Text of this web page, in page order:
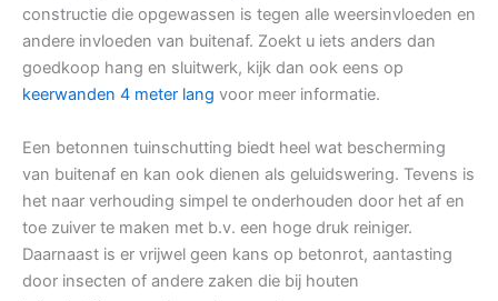
constructie die opgewassen is tegen alle weersinvloeden en
andere invloeden van buitenaf. Zoekt u iets anders dan
goedkoop hang en sluitwerk, kijk dan ook eens op
keerwanden 4 meter lang voor meer informatie.
Een betonnen tuinschutting biedt heel wat bescherming
van buitenaf en kan ook dienen als geluidswering. Tevens is
het naar verhouding simpel te onderhouden door het af en
toe zuiver te maken met b.v. een hoge druk reiniger.
Daarnaast is er vrijwel geen kans op betonrot, aantasting
door insecten of andere zaken die bij houten